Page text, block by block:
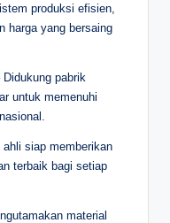
produksi efisien,
harga yang bersaing
Didukung pabrik
untuk memenuhi
ahli siap memberikan
terbaik bagi setiap
material